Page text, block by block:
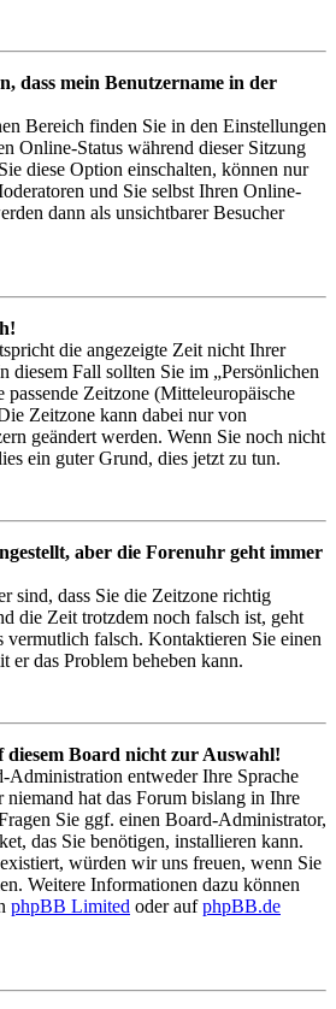
dass mein Benutzername in der
Bereich finden Sie in den Einstellungen
Online-Status während dieser Sitzung
diese Option einschalten, können nur
und Sie selbst Ihren Online-
dann als unsichtbarer Besucher
die angezeigte Zeit nicht Ihrer
diesem Fall sollten Sie im „Persönlichen
passende Zeitzone (Mitteleuropäische
Zeitzone kann dabei nur von
geändert werden. Wenn Sie noch nicht
ein guter Grund, dies jetzt zu tun.
aber die Forenuhr geht immer
sind, dass Sie die Zeitzone richtig
die Zeit trotzdem noch falsch ist, geht
vermutlich falsch. Kontaktieren Sie einen
er das Problem beheben kann.
diesem Board nicht zur Auswahl!
Administration entweder Ihre Sprache
niemand hat das Forum bislang in Ihre
Sie ggf. einen Board-Administrator,
das Sie benötigen, installieren kann.
würden wir uns freuen, wenn Sie
Weitere Informationen dazu können
phpBB Limited oder aufphpBB.de